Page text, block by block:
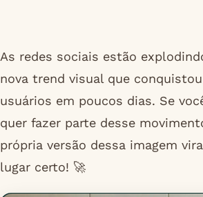
As redes sociais estão
nova trend visual que
usuários em poucos dias. Se
quer fazer parte desse
própria versão dessa imagem
lugar certo! 🚀